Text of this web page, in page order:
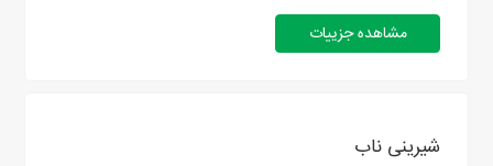
مشاهده جزییات
شیرینی ناب